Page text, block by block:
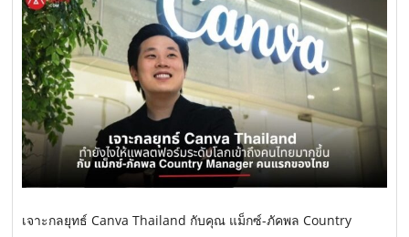
เจาะกลยุทธ์ Canva Thailand กับคุณ แม็กซ์-ภัคพล Country